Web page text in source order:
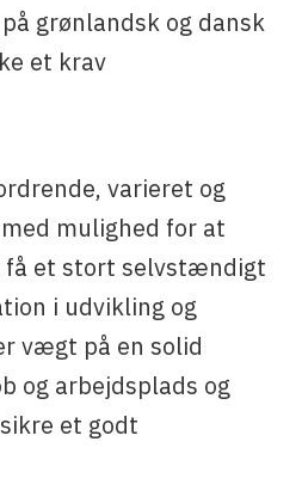
grønlandsk og dansk
et krav
varieret og
mulighed for at
få et stort selvstændigt
i udvikling og
vægt på en solid
og arbejdsplads og
et godt